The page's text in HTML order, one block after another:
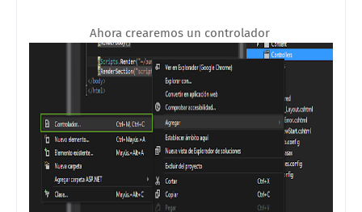
Ahora crearemos un controlador